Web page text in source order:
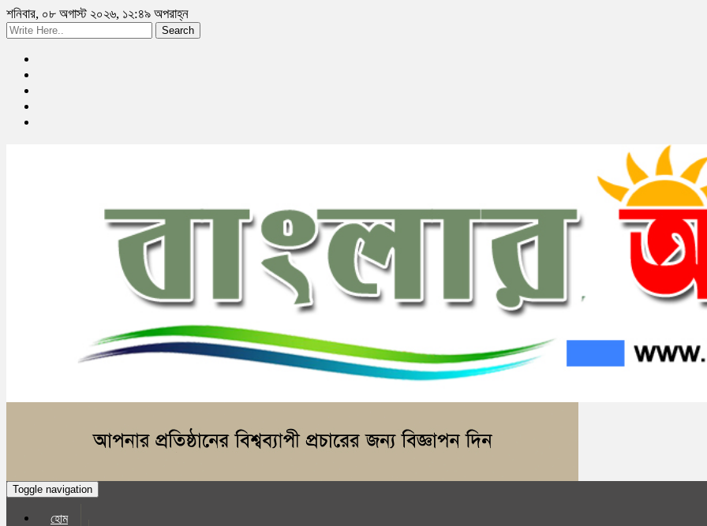
শনিবার, ০৮ অগাস্ট ২০২৬, ১২:৪৯ অপরাহ্ন
Search
Toggle navigation
হোম